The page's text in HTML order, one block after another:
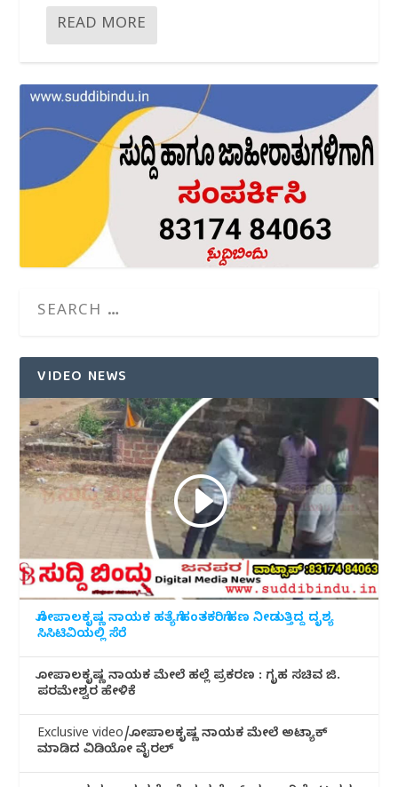
READ MORE
VIDEO NEWS
ಗೋಪಾಲಕೃಷ್ಣ ನಾಯಕ ಹತ್ಯೆಗೆ ಹಂತಕರಿಗೆ ಹಣ ನೀಡುತ್ತಿದ್ದ ದೃಶ್ಯ
ಸಿಸಿಟಿವಿಯಲ್ಲಿ ಸೆರೆ
ಗೋಪಾಲಕೃಷ್ಣ ನಾಯಕ ಮೇಲೆ ಹಲ್ಲೆ ಪ್ರಕರಣ : ಗೃಹ ಸಚಿವ ಜಿ.
ಪರಮೇಶ್ವರ ಹೇಳಿಕೆ
Exclusive video/ಗೋಪಾಲಕೃಷ್ಣ ನಾಯಕ ಮೇಲೆ ಅಟ್ಯಾಕ್
ಮಾಡಿದ ವಿಡಿಯೋ ವೈರಲ್